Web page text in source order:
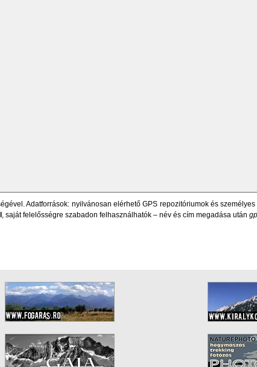
Adatforrások: nyilvánosan elérhető GPS repozitóriumok és
, saját felelősségre szabadon felhasználhatók – név és cím megadása után